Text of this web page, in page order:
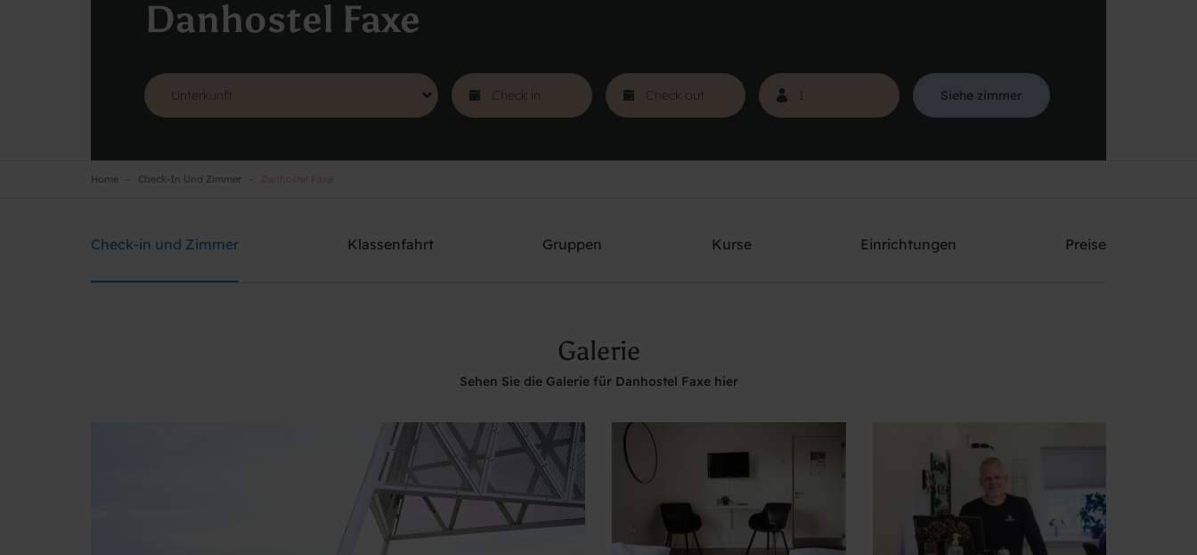
Danhostel Faxe
Siehe zimmer
Home Check-In Und Zimmer
Check-in und Zimmer Klassenfahrt Gruppen Kurse Einrichtungen Preise
Galerie
Sehen Sie die Galerie für Danhostel Faxe hier